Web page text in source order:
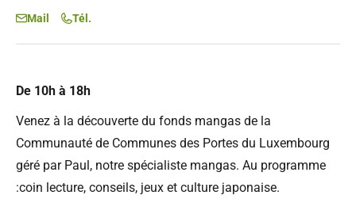
De 10h à 18h
Venez à la découverte du fonds mangas de la
Communauté de Communes des Portes du Luxembourg
géré par Paul, notre spécialiste mangas. Au programme
:coin lecture, conseils, jeux et culture japonaise.
Mail Tél.